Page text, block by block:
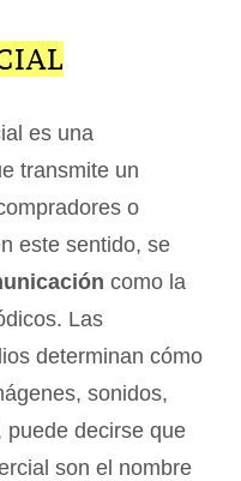
es una
transmite un
o
este sentido, se
como la
Las
determinan cómo
sonidos,
puede decirse que
son el nombre